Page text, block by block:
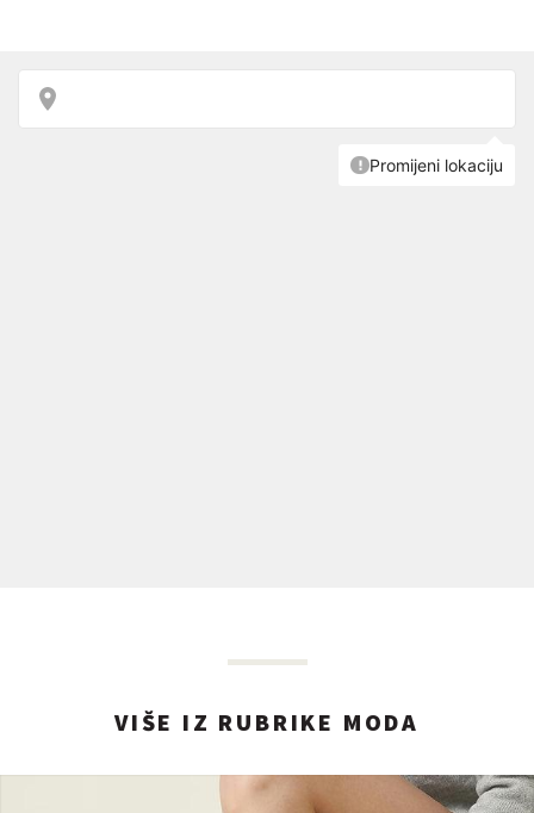
VIŠE IZ RUBRIKE MODA